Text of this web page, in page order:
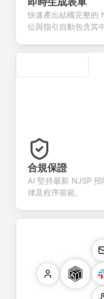
products or
account
creation.
快速產出結構完整的
位與指引自動包含其中
Secure
合規保證
AI 堅持最新 NJSP
律及程序規範。